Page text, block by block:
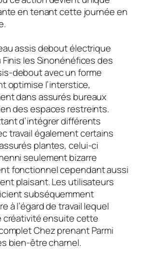
en tenant cette journée en
assis debout électrique
Finis les Sinonénéfices des
debout avec un forme
optimise l’interstice,
dans assurés bureaux
des espaces restreints.
d’intégrer différents
travail également certains
plantes, celui-ci
seulement bizarre
fonctionnel cependant aussi
plaisant. Les utilisateurs
subséquemment
à l’égard de travail lequel
créativité ensuite cette
Chez prenant Parmi
bien-être charnel.